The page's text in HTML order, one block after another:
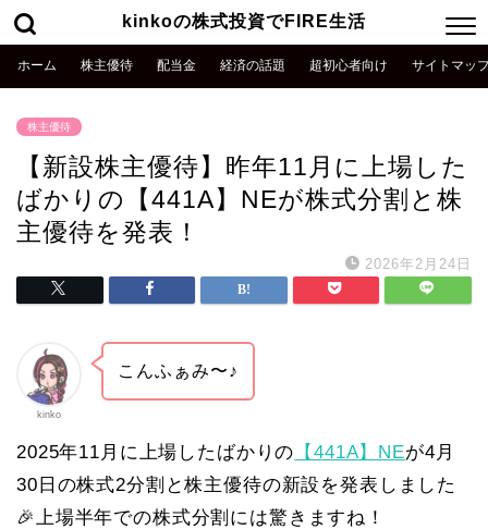
kinkoの株式投資でFIRE生活
ホーム 株主優待 配当金 経済の話題 超初心者向け サイトマッ
株主優待
【新設株主優待】昨年11月に上場した
ばかりの【441A】NEが株式分割と株
主優待を発表！
2026年2月24日
kinko
こんふぁみ〜♪
2025年11月に上場したばかりの 【441A】NEが4月
30日の株式2分割と株主優待の新設を発表しました
🎉上場半年での株式分割には驚きますね！